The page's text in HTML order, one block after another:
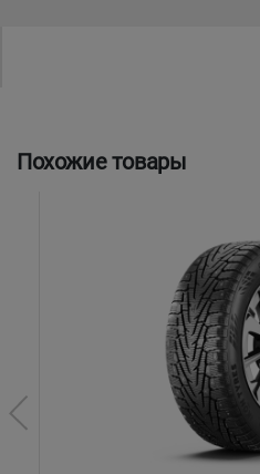
Похожие товары